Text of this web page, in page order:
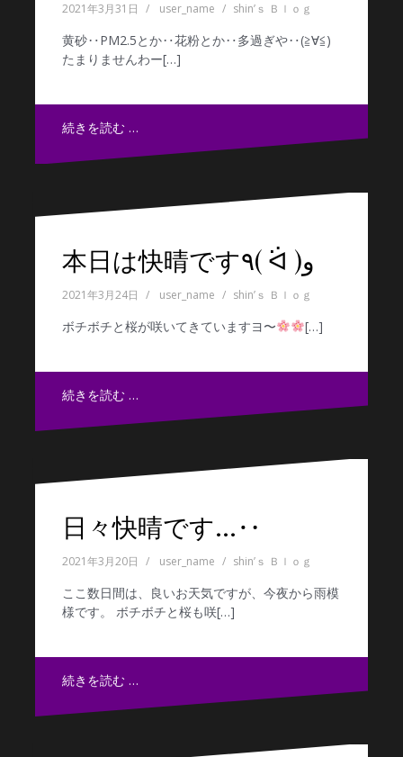
2021年3月31日 user_name shin’ｓ Ｂｌｏｇ
黄砂‥PM2.5とか‥花粉とか‥多過ぎや‥(≧∀≦)
たまりませんわー[…]
続きを読む …
本日は快晴です٩( ᐛ )و
2021年3月24日 user_name shin’ｓ Ｂｌｏｇ
ボチボチと桜が咲いてきていますヨ〜 […]
続きを読む …
日々快晴です…‥
2021年3月20日 user_name shin’ｓ Ｂｌｏｇ
ここ数日間は、良いお天気ですが、今夜から雨模
様です。 ボチボチと桜も咲[…]
続きを読む …